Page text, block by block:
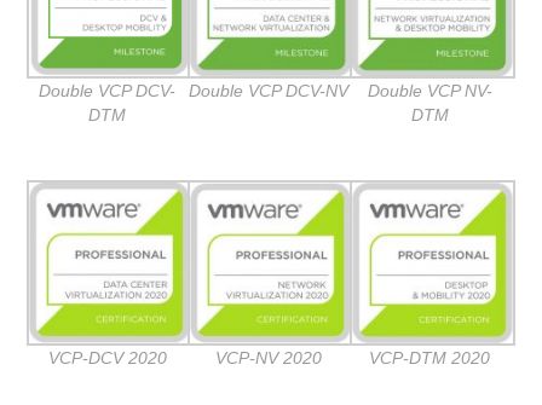
Double VCP DCV-
DTM
Double VCP DCV-NV
Double VCP NV-
DTM
VCP-DCV 2020 VCP-NV 2020 VCP-DTM 2020